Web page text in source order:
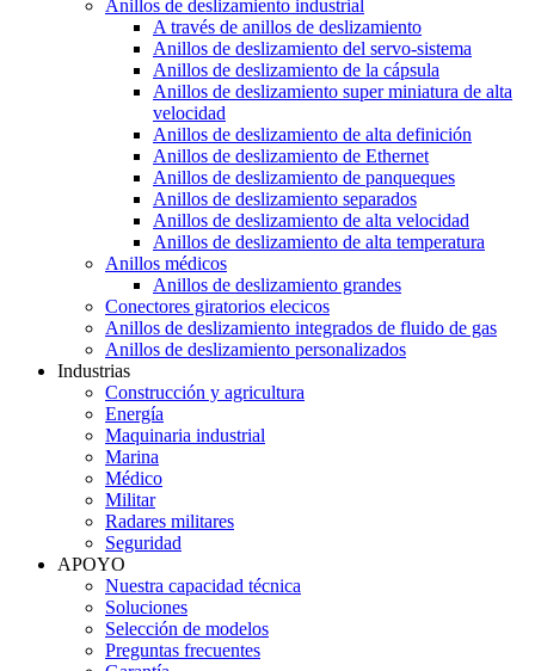
Anillos de deslizamiento industrial
A través de anillos de deslizamiento
Anillos de deslizamiento del servo-sistema
Anillos de deslizamiento de la cápsula
Anillos de deslizamiento super miniatura de alta
velocidad
Anillos de deslizamiento de alta definición
Anillos de deslizamiento de Ethernet
Anillos de deslizamiento de panqueques
Anillos de deslizamiento separados
Anillos de deslizamiento de alta velocidad
Anillos de deslizamiento de alta temperatura
Anillos médicos
Anillos de deslizamiento grandes
Conectores giratorios elecicos
Anillos de deslizamiento integrados de fluido de gas
Anillos de deslizamiento personalizados
Industrias
Construcción y agricultura
Energía
Maquinaria industrial
Marina
Médico
Militar
Radares militares
Seguridad
APOYO
Nuestra capacidad técnica
Soluciones
Selección de modelos
Preguntas frecuentes